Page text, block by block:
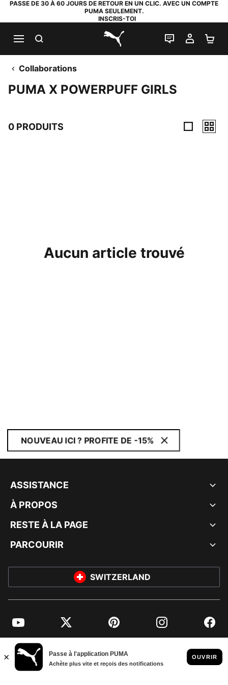
PASSE DE 30 À 60 JOURS DE RETOUR EN UN CLIC. AVEC UN COMPTE
PUMA SEULEMENT.
INSCRIS-TOI
PUMA.com
LIVE CHAT
MON
Collaborations
PUMA X POWERPUFF GIRLS
0 PRODUITS
Aucun article trouvé
NOUVEAU ICI ? PROFITE DE -15%
ASSISTANCE
À PROPOS
RESTE À LA PAGE
PARCOURIR
SWITZERLAND
YouTube Twitter Pinterest Instagram
© PUMA EUROPE GMBH, 2026. TOUS DROITS RÉSERVÉS
MENTIONS ET DONNÉES LÉGALES